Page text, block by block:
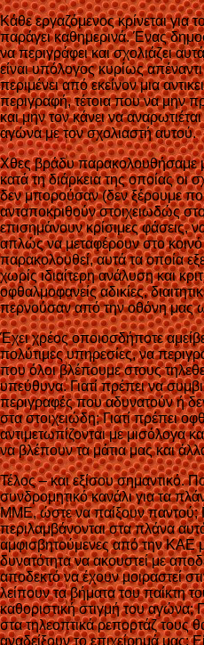
Κάθε εργαζόμενος κρίνεται για
παράγει καθημερινά. Ένας
να περιγράφει και σχολιάζει
είναι υπόλογος κυρίως
περιμένει από εκείνον μια
περιγραφή, τέτοια που να μην
και μην τον κάνει να
αγώνα με τον σχολιαστή αυτού.
Χθες βράδυ παρακολουθήσαμε
κατά τη διάρκεια της οποίας οι
δεν μπορούσαν (δεν ξέρουμε
ανταποκριθούν στοιχειωδώς
επισημάνουν κρίσιμες φάσεις,
απλώς να μεταφέρουν στο
παρακολουθεί, αυτά τα οποία
χωρίς ιδιαίτερη ανάλυση και
οφθαλμοφανείς αδικίες,
περνούσαν από την οθόνη μας
Έχει χρέος οποιοσδήποτε
πολύτιμες υπηρεσίες, να
που όλοι βλέπουμε στους
υπεύθυνα. Γιατί πρέπει να
περιγραφές που αδυνατούν ή
στα στοιχειώδη; Γιατί πρέπει
αντιμετωπίζονται με μισόλογα
να βλέπουν τα μάτια μας και
Τέλος – και εξίσου σημαντικό.
συνδρομητικό κανάλι για τα
ΜΜΕ, ώστε να παίξουν παντού;
περιλαμβάνονται στα πλάνα
αμφισβητούμενες από την ΚΑΕ
δυνατότητα να ακουστεί με
αποδεκτό να έχουν μοιραστεί
λείπουν τα βήματα του παίκτη
καθοριστική στιγμή του αγώνα;
στα τηλεοπτικά ρεπορτάζ τους
αναδείξουν το επιχείρημά μας;